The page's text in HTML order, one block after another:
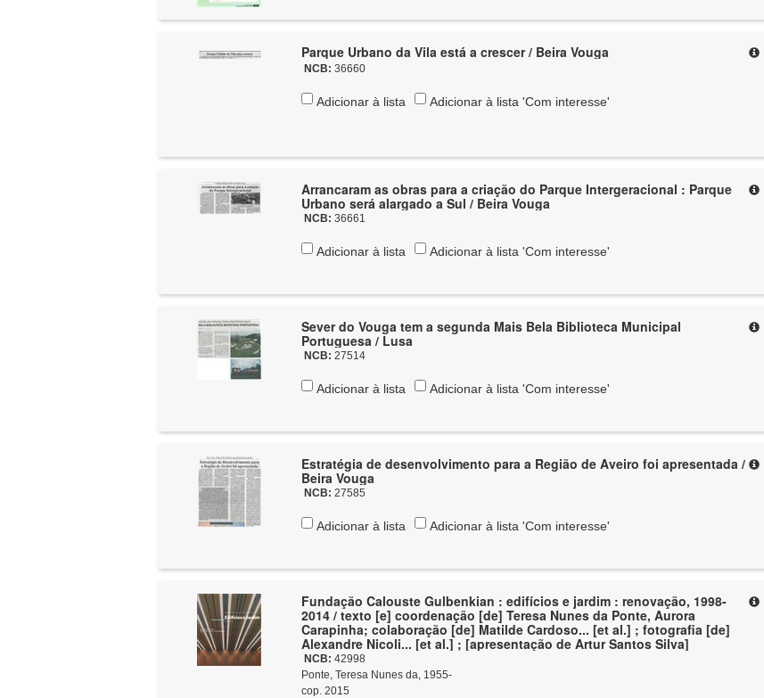
Parque Urbano da Vila está a crescer / Beira Vouga
NCB:36660
Adicionar à lista Adicionar à lista 'Com interesse'
Arrancaram as obras para a criação do Parque Intergeracional : Parque
Urbano será alargado a Sul / Beira Vouga
NCB:36661
Adicionar à lista Adicionar à lista 'Com interesse'
Sever do Vouga tem a segunda Mais Bela Biblioteca Municipal
Portuguesa / Lusa
NCB:27514
Adicionar à lista Adicionar à lista 'Com interesse'
Estratégia de desenvolvimento para a Região de Aveiro foi apresentada /
Beira Vouga
NCB:27585
Adicionar à lista Adicionar à lista 'Com interesse'
Fundação Calouste Gulbenkian : edifícios e jardim : renovação, 1998-
2014 / texto [e] coordenação [de] Teresa Nunes da Ponte, Aurora
Carapinha; colaboração [de] Matilde Cardoso... [et al.] ; fotografia [de]
Alexandre Nicoli... [et al.] ; [apresentação de Artur Santos Silva]
NCB:42998
Ponte, Teresa Nunes da, 1955-
cop. 2015